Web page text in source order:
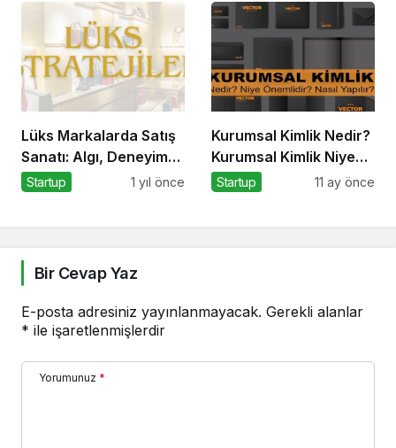
Lüks Markalarda Satış
Sanatı: Algı, Deneyim
ve Bağlantı
Startup 1 yıl önce
Kurumsal Kimlik Nedir?
Kurumsal Kimlik Niye
Önemlidir? Kurumsal
Startup 11 ay önce
Bir Cevap Yaz
E-posta adresiniz yayınlanmayacak. Gerekli alanlar
* ile işaretlenmişlerdir
Yorumunuz *